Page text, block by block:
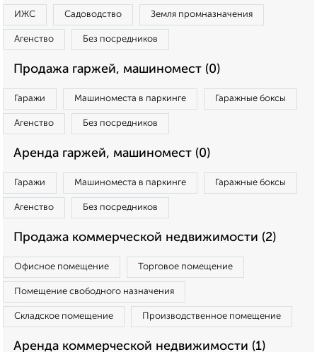
ИЖС Садоводство Земля промназначения
Агенство Без посредников
Продажа гаржей, машиномест (0)
Гаражи Машиноместа в паркинге Гаражные боксы
Агенство Без посредников
Аренда гаржей, машиномест (0)
Гаражи Машиноместа в паркинге Гаражные боксы
Агенство Без посредников
Продажа коммерческой недвижимости (2)
Офисное помещение Торговое помещение
Помещение свободного назначения
Складское помещение Производственное помещение
Аренда коммерческой недвижимости (1)